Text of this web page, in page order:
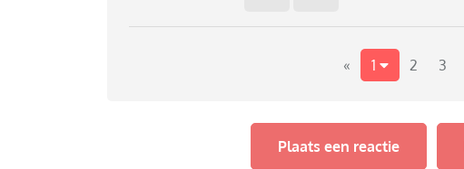
« 1 2 3
Plaats een reactie